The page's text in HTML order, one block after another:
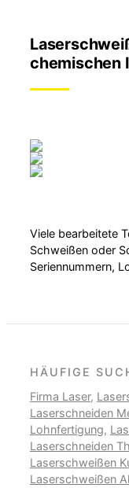
chemischen
Viele bearbeitete
Schweißen oder
Seriennummern,
HÄUFIGE
Firma Laser,
Laserschneiden
Lohnfertigung,
Laserschneiden
Laserschweißen
Laserschweißen